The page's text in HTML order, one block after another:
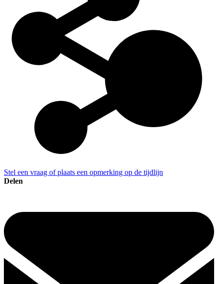
Stel een vraag of plaats een opmerking op de tijdlijn
Delen